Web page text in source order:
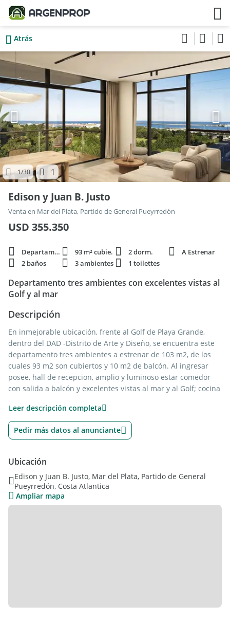
Atrás
1/30 1
Edison y Juan B. Justo
Venta en Mar del Plata, Partido de General Pueyrredón
USD 355.350
Departamento 93 m² cubie. 2 dorm.
A Estrenar
2 baños
3 ambientes 1 toilettes
Departamento tres ambientes con excelentes vistas al
Golf y al mar
Descripción
En inmejorable ubicación, frente al Golf de Playa Grande,
dentro del DAD -Distrito de Arte y Diseño, se encuentra este
departamento tres ambientes a estrenar de 103 m2, de los
cuales 93 m2 son cubiertos y 10 m2 de balcón. Al ingresar
posee, hall de recepcion, amplio y luminoso estar comedor
con salida a balcón y excelentes vistas al mar y al Golf; cocina
dos comodos dormitorios en suite. Ademas posee detalles de
estilo y confort; y acceso a los excelentes amenities que el
edificio ofrece, tales como: SUM, pileta, gimnasio y laundry.
Leer descripción completa
Pedir más datos al anunciante
Ubicación
Edison y Juan B. Justo, Mar del Plata, Partido de General
Pueyrredón, Costa Atlantica
Ampliar mapa